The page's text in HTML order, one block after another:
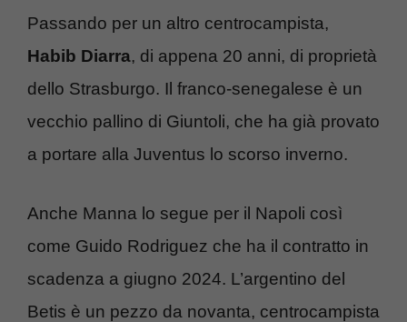
Passando per un altro centrocampista,
Habib Diarra, di appena 20 anni, di proprietà
dello Strasburgo. Il franco-senegalese è un
vecchio pallino di Giuntoli, che ha già provato
a portare alla Juventus lo scorso inverno.
Anche Manna lo segue per il Napoli così
come Guido Rodriguez che ha il contratto in
scadenza a giugno 2024. L’argentino del
Betis è un pezzo da novanta, centrocampista